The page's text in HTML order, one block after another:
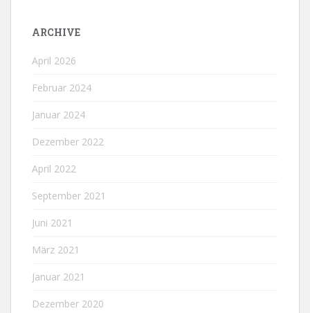
ARCHIVE
April 2026
Februar 2024
Januar 2024
Dezember 2022
April 2022
September 2021
Juni 2021
März 2021
Januar 2021
Dezember 2020